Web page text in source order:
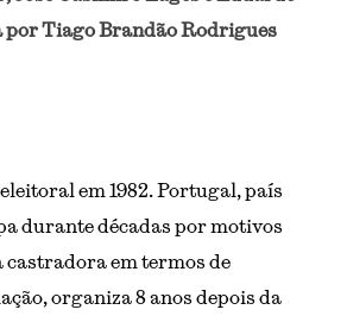
Tiago Brandão Rodrigues
em 1982. Portugal, país
durante décadas por motivos
em termos de
organiza 8 anos depois da